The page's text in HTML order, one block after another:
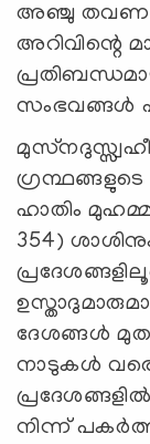
അഞ്ചു തവണ
അറിവിന്റെ
സംഭവങ്ങൾ
ഹാതിം
354)
ദേശങ്ങൾ
നാടുകൾ
നിന്ന്